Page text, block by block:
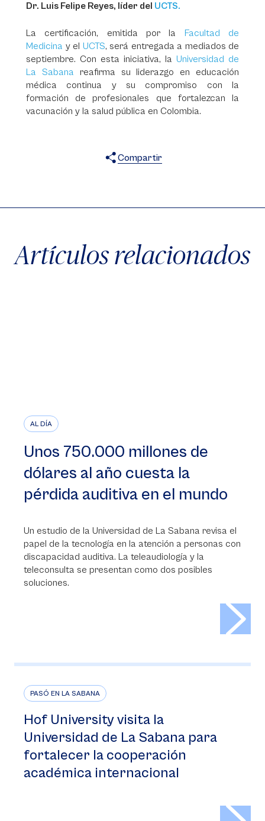
Dr. Luis Felipe Reyes, líder del UCTS.
La certificación, emitida por la Facultad de
Medicina y el UCTS, será entregada a mediados de
septiembre. Con esta iniciativa, la Universidad de
La Sabana reafirma su liderazgo en educación
médica continua y su compromiso con la
formación de profesionales que fortalezcan la
vacunación y la salud pública en Colombia.
Compartir
Artículos relacionados
AL DÍA
Unos 750.000 millones de
dólares al año cuesta la
pérdida auditiva en el mundo
Un estudio de la Universidad de La Sabana revisa el
papel de la tecnología en la atención a personas con
discapacidad auditiva. La teleaudiología y la
teleconsulta se presentan como dos posibles
soluciones.
PASÓ EN LA SABANA
Hof University visita la
Universidad de La Sabana para
fortalecer la cooperación
académica internacional